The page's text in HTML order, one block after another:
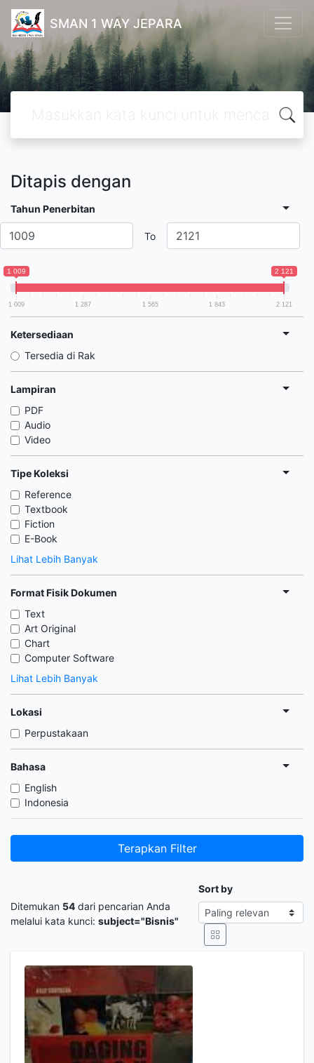
SMAN 1 WAY JEPARA
Ditapis dengan
Tahun Penerbitan
To
1 009 2 121
1 009 1 287 1 565 1 843 2 121
Ketersediaan
Tersedia di Rak
Lampiran
PDF
Audio
Video
Tipe Koleksi
Reference
Textbook
Fiction
E-Book
Lihat Lebih Banyak
Format Fisik Dokumen
Text
Art Original
Chart
Computer Software
Lihat Lebih Banyak
Lokasi
Perpustakaan
Bahasa
English
Indonesia
Terapkan Filter
Ditemukan 54 dari pencarian Anda
melalui kata kunci: subject="Bisnis"
Sort by